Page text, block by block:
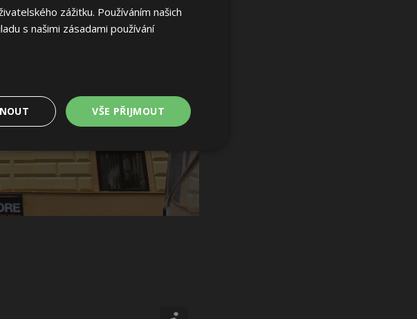
zážitku. Používáním našich
s našimi zásadami používání
VŠE PŘIJMOUT
Funkční soubory
Nezařazené
soubory